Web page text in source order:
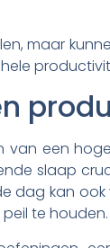
maar
een
slaap
dag kan
te houden.